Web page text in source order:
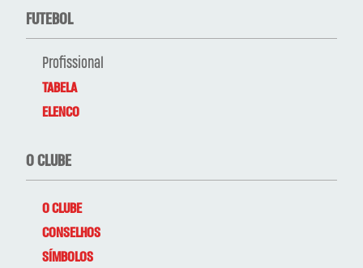
FUTEBOL
Profissional
TABELA
ELENCO
O CLUBE
O CLUBE
CONSELHOS
SÍMBOLOS